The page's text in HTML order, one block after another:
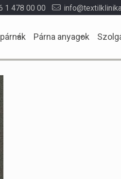
1 478 00 00
Párna anyagok